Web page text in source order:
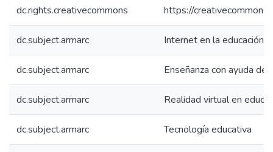
dc.rights.creativecommons https://
dc.subject.armarc Internet en la educación
dc.subject.armarc Enseñanza con ayuda de
dc.subject.armarc Realidad virtual en
dc.subject.armarc Tecnología educativa